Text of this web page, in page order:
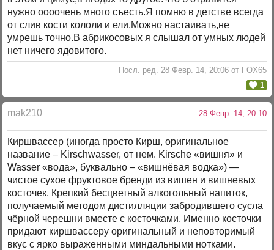
нужно оооочень много съесть.Я помню в детстве всегда
от слив кости кололи и ели.Можно настаивать,не
умрешь точно.В абрикосовых я слышал от умных людей
нет ничего ядовитого.
Посл. ред. 28 Февр. 14, 20:06 от FOX65
1
mak210 28 Февр. 14, 20:10
Киршвассер (иногда просто Кирш, оригинальное
название – Kirschwasser, от нем. Kirsche «вишня» и
Wasser «вода», буквально – «вишнёвая водка») —
чистое сухое фруктовое бренди из вишен и вишневых
косточек. Крепкий бесцветный алкогольный напиток,
получаемый методом дистилляции забродившего сусла
чёрной черешни вместе с косточками. Именно косточки
придают киршвассеру оригинальный и неповторимый
вкус с ярко выраженными миндальными нотками.